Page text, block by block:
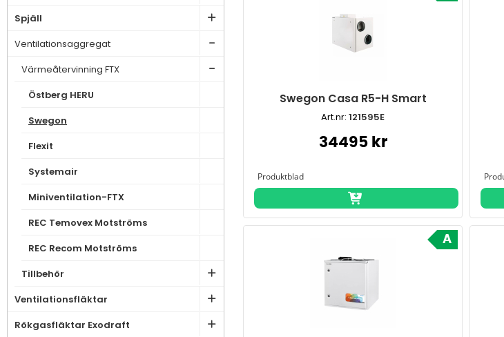
Spjäll
Ventilationsaggregat
Värmeåtervinning FTX
Östberg HERU
Swegon
Flexit
Systemair
Miniventilation-FTX
REC Temovex Motströms
REC Recom Motströms
Tillbehör
Ventilationsfläktar
Rökgasfläktar Exodraft
Swegon Casa R5-H Smart
Art.nr:121595E
34495 kr
A